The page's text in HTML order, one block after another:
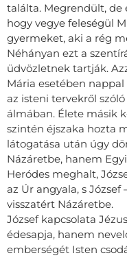
találta. Megrendült, de
hogy vegye feleségül
gyermeket, aki a rég
Néhányan ezt a
üdvözletnek tartják.
Mária esetében
az isteni tervekről
álmában. Élete másik
szintén éjszaka hozta
látogatása után úgy
Názáretbe, hanem
Heródes meghalt,
az Úr angyala, s
visszatért Názáretbe.
József kapcsolata
édesapja, hanem
emberségét Isten